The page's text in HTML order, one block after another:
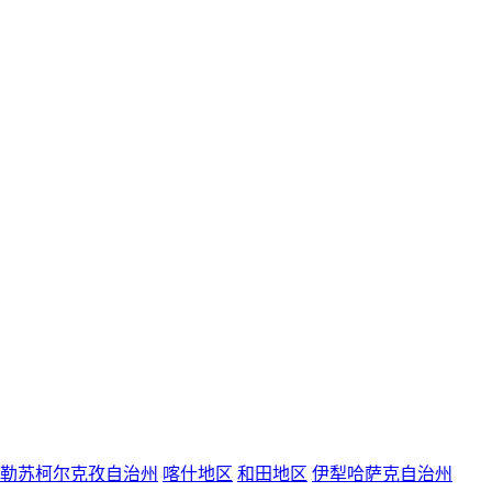
苏柯尔克孜自治州 喀什地区 和田地区 伊犁哈萨克自治州